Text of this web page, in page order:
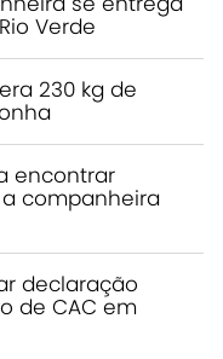
Verde
230 kg de
encontrar
companheira
declaração
de CAC em